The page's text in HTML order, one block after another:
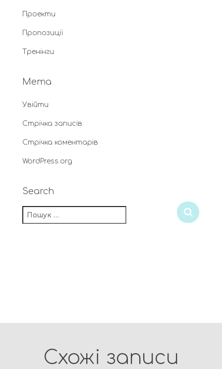
Проекти
Пропозиції
Тренінги
Мета
Увійти
Стрічка записів
Стрічка коментарів
WordPress.org
Search
Схожі записи